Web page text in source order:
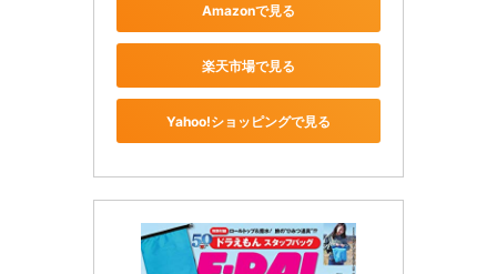
Amazonで見る
楽天市場で見る
Yahoo!ショッピングで見る